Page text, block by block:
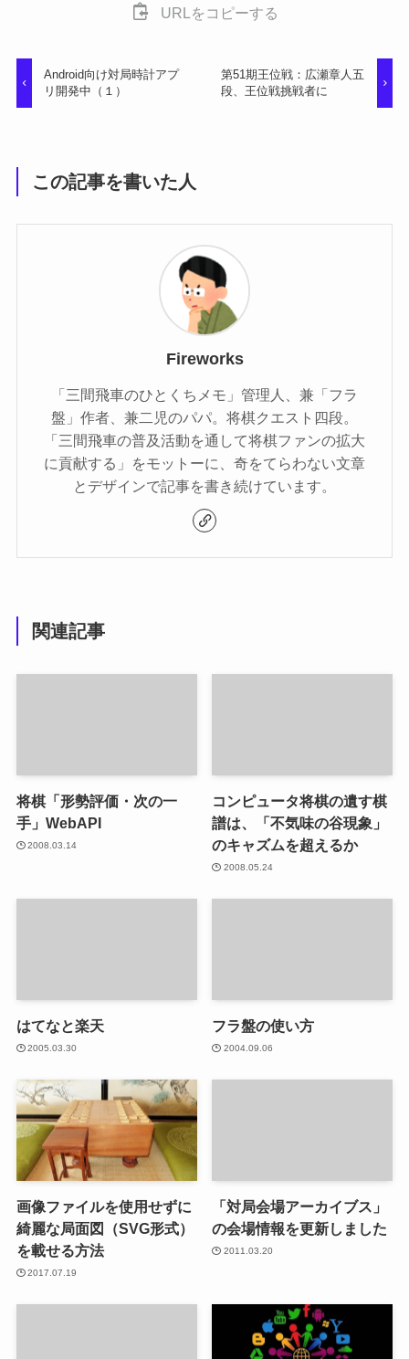
URLをコピーする
Android向け対局時計アプ
リ開発中（１）
第51期王位戦：広瀬章人五
段、王位戦挑戦者に
この記事を書いた人
Fireworks
「三間飛車のひとくちメモ」管理人、兼「フラ
盤」作者、兼二児のパパ。将棋クエスト四段。
「三間飛車の普及活動を通して将棋ファンの拡大
に貢献する」をモットーに、奇をてらわない文章
とデザインで記事を書き続けています。
関連記事
将棋「形勢評価・次の一
手」WebAPI
2008.03.14
コンピュータ将棋の遺す棋
譜は、「不気味の谷現象」
のキャズムを超えるか
2008.05.24
はてなと楽天
2005.03.30
フラ盤の使い方
2004.09.06
画像ファイルを使用せずに
綺麗な局面図（SVG形式）
を載せる方法
2017.07.19
「対局会場アーカイブス」
の会場情報を更新しました
2011.03.20